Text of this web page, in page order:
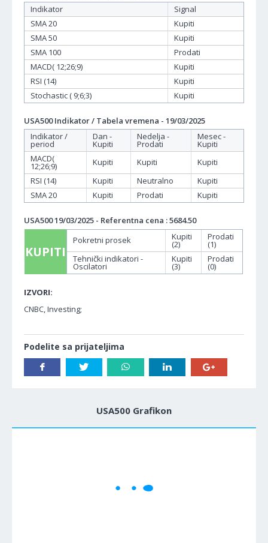
Indikator
Signal
SMA 20
Kupiti
SMA 50
Kupiti
SMA 100
Prodati
MACD( 12;26;9)
Kupiti
RSI (14)
Kupiti
Stochastic ( 9;6;3)
Kupiti
USA500 Indikator / Tabela vremena - 19/03/2025
Indikator /
period
Dan -
Kupiti
Nedelja -
Prodati
Mesec -
Kupiti
MACD(
12;26;9) Kupiti Kupiti
Kupiti
RSI (14)
Kupiti Neutralno
Kupiti
SMA 20
Kupiti Prodati Kupiti
USA500 19/03/2025 - Referentna cena : 5684.50
KUPITI
Pokretni prosek Kupiti
(2)
Prodati
(1)
Tehnički indikatori -
Oscilatori
Kupiti
(3)
Prodati
(0)
IZVORI:
CNBC, Investing;
Podelite sa prijateljima
USA500 Grafikon